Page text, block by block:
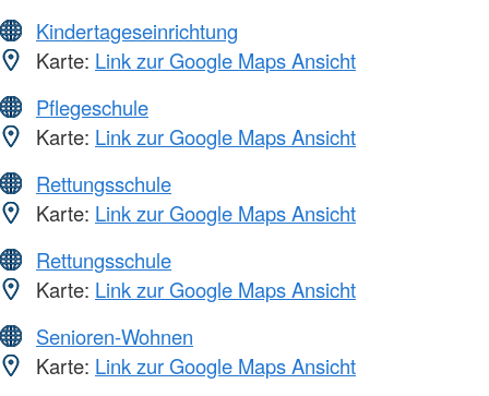
Kindertageseinrichtung
Karte: Link zur Google Maps Ansicht
Pflegeschule
Karte: Link zur Google Maps Ansicht
Rettungsschule
Karte: Link zur Google Maps Ansicht
Rettungsschule
Karte: Link zur Google Maps Ansicht
Senioren-Wohnen
Karte: Link zur Google Maps Ansicht